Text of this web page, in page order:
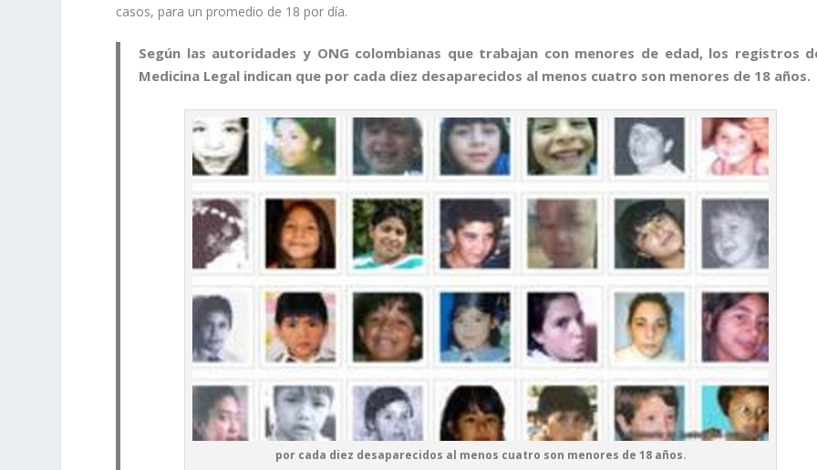
casos, para un promedio de 18 por día.
Según las autoridades y ONG colombianas que trabajan con menores de edad, los registros
Medicina Legal indican que por cada diez desaparecidos al menos cuatro son menores de 18 años.
por cada diez desaparecidos al menos cuatro son menores de 18 años.